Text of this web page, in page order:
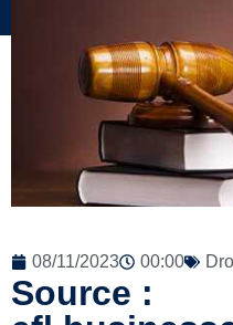
08/11/2023 00:00
Source :